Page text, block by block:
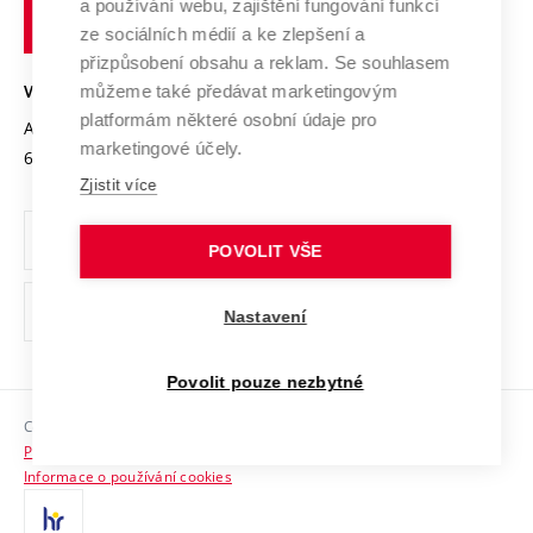
Open Science
Projekty
Projekty ze strukturálních fondů
Specifický výzkum
Mezinárodní dohody
Univerzitní sítě
Podnikavá univerzita / ContriBUTe
Bezpečná univerzita
Vyznamenání
Organizační struktura
Ochrana osobních údajů
odkaz)
Sociální bezpečí
HR Award
technické
VYSOKÉ UČENÍ TECHNICKÉ V BRNĚ
Antonínská 548/1
602 00 Brno
www.vut.cz
vut@vutbr.cz
Copyright © 2026 VUT
Prohlášení o přístupnosti
Informace o používání cookies
a používání webu, zajištění fungování funkcí
ze sociálních médií a ke zlepšení a
přizpůsobení obsahu a reklam. Se souhlasem
můžeme také předávat marketingovým
platformám některé osobní údaje pro
marketingové účely.
Zjistit více
POVOLIT VŠE
Nastavení
Povolit pouze nezbytné